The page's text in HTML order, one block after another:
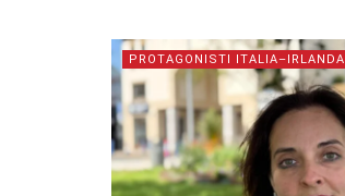
PROTAGONISTI ITALIA–IRLANDA